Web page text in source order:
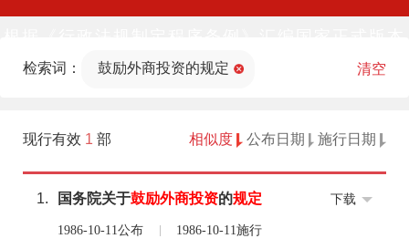
法部官网)同步公布
检索词： 鼓励外商投资的规定 清空
现行有效 1 部 相似度 公布日期 施行日期
1. 国务院关于鼓励外商投资的规定
1986-10-11公布 1986-10-11施行
下载